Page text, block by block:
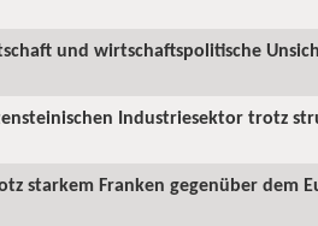
und wirtschaftspolitische
Industriesektor trotz
starkem Franken gegenüber dem